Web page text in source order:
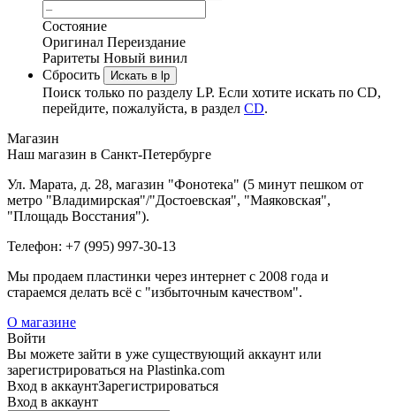
Состояние
Оригинал Переиздание
Раритеты Новый винил
Сбросить
Искать в lp
Поиск только по разделу LP. Если хотите искать по CD,
перейдите, пожалуйста, в раздел CD.
Магазин
Наш магазин в Санкт-Петербурге
Ул. Марата, д. 28, магазин "Фонотека" (5 минут пешком от
метро "Владимирская"/"Достоевская", "Маяковская",
"Площадь Восстания").
Телефон: +7 (995) 997-30-13
Мы продаем пластинки через интернет c 2008 года и
стараемся делать всё с "избыточным качеством".
О магазине
Войти
Вы можете зайти в уже существующий аккаунт или
зарегистрироваться на Plastinka.com
Вход в аккаунтЗарегистрироваться
Вход в аккаунт